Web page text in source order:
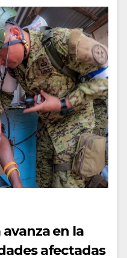
en la
afectadas